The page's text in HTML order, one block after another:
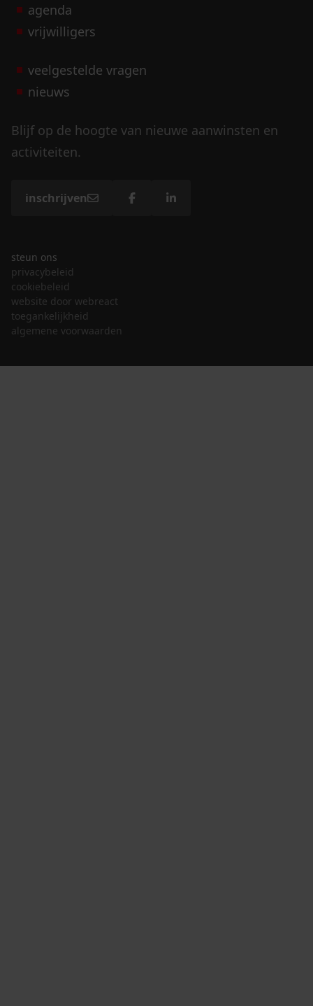
agenda
vrijwilligers
veelgestelde vragen
nieuws
Blijf op de hoogte van nieuwe aanwinsten en
activiteiten.
inschrijven
steun ons
privacybeleid
cookiebeleid
website door webreact
toegankelijkheid
algemene voorwaarden